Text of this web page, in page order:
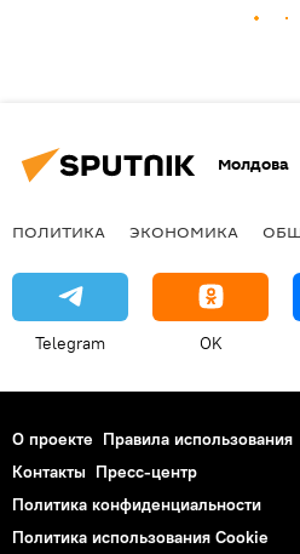
Молдова
ПОЛИТИКА ЭКОНОМИКА
Telegram OK
О проекте Правила использования
Контакты Пресс-центр
Политика конфиденциальности
Политика использования Cookie